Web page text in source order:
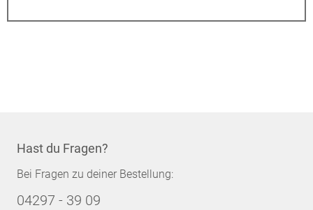
Hast du Fragen?
Bei Fragen zu deiner Bestellung:
04297 - 39 09